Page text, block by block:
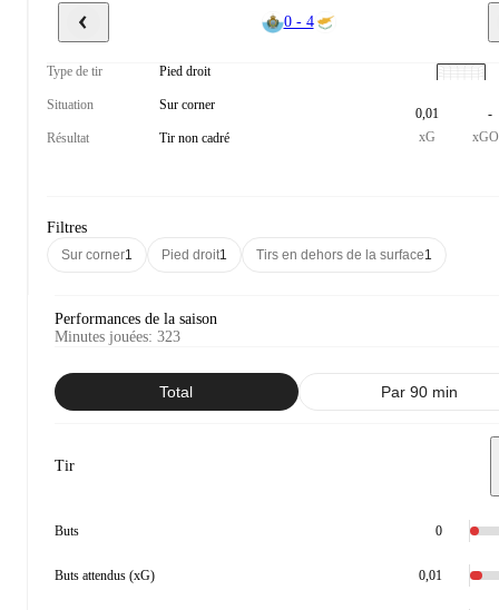
0 - 4
Type de tir Pied droit
Situation Sur corner
Résultat Tir non cadré
0,01
xG
-
Filtres
Sur corner1 Pied droit1 Tirs en dehors de la surface1
Performances de la saison
Minutes jouées: 323
Total Par 90 min
Tir
Buts 0
Buts attendus (xG) 0,01